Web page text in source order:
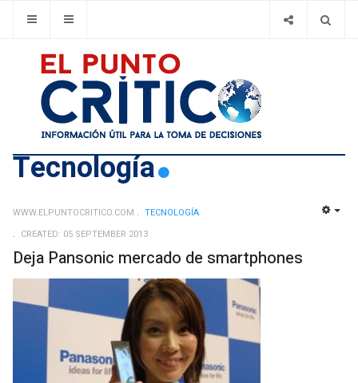
Tecnologí­a
WWW.ELPUNTOCRITICO.COM
TECNOLOGÍ­A
CREATED: 05 SEPTEMBER 2013
Deja Pansonic mercado de smartphones